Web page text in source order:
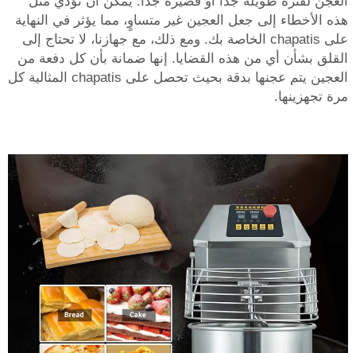
هذه الأخطاء إلى جعل العجين غير متساوٍ، مما يؤثر في النهاية
على chapatis الخاصة بك. ومع ذلك، مع جهازنا، لا تحتاج إلى
القلق بشأن أي من هذه القضايا. إنها ضمانة بأن كل دفعة من
العجين يتم عجنها بدقة بحيث تحصل على chapatis المثالية كل
مرة تجهزينها.